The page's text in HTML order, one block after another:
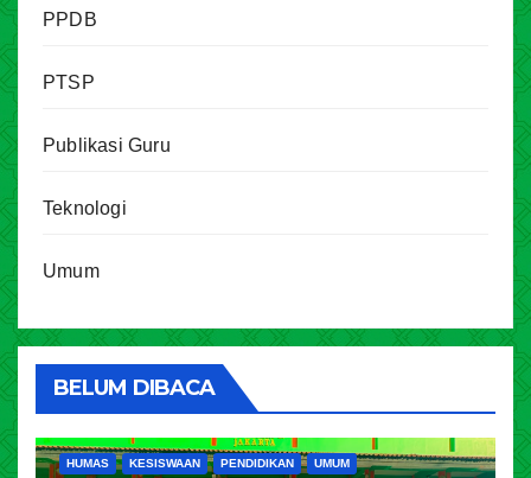
PPDB
PTSP
Publikasi Guru
Teknologi
Umum
BELUM DIBACA
HUMAS KESISWAAN PENDIDIKAN UMUM